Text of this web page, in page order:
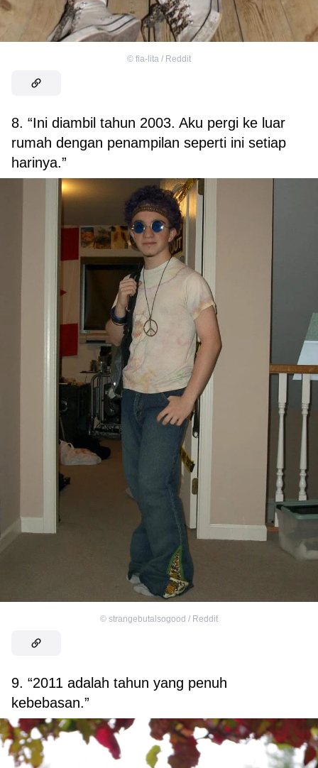
© fia-lita / Reddit
8. “Ini diambil tahun 2003. Aku pergi ke luar
rumah dengan penampilan seperti ini setiap
harinya.”
© strangebutalsogood / Reddit
9. “2011 adalah tahun yang penuh
kebebasan.”